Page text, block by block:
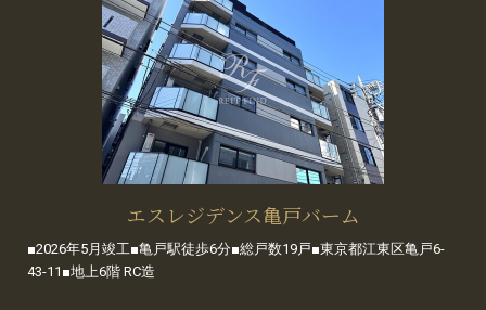
エスレジデンス亀戸バーム
■2026年5月竣工■亀戸駅徒歩6分■総戸数19戸■東京都江東区亀戸6-
43-11■地上6階 RC造